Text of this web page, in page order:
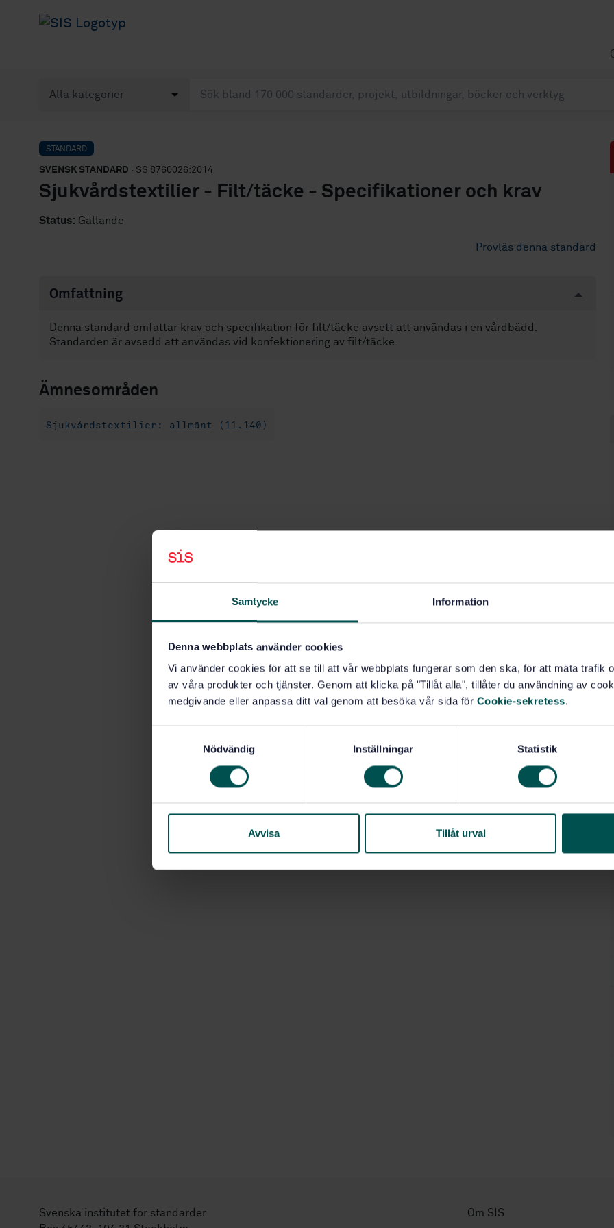
Samtycke Information
Denna webbplats använder cookies
Vi använder cookies för att se till att vår webbplats fungerar som den ska, för att mäta trafik
av våra produkter och tjänster. Genom att klicka på "Tillåt alla", tillåter du användning av
medgivande eller anpassa ditt val genom att besöka vår sida för Cookie-sekretess.
s
Nödvändig Inställningar Statistik
Avvisa Tillåt urval
STANDARD
SVENSK STANDARD · SS 8760026:2014
Sjukvårdstextilier - Filt/täcke - Specifikationer och krav
Status: Gällande
Provläs denna standard
Omfattning
Denna standard omfattar krav och specifikation för filt/täcke avsett att användas i en vårdbädd.
Standarden är avsedd att användas vid konfektionering av filt/täcke.
Ämnesområden
Sjukvårdstextilier: allmänt (11.140)
Svenska institutet för standarder
Om SIS